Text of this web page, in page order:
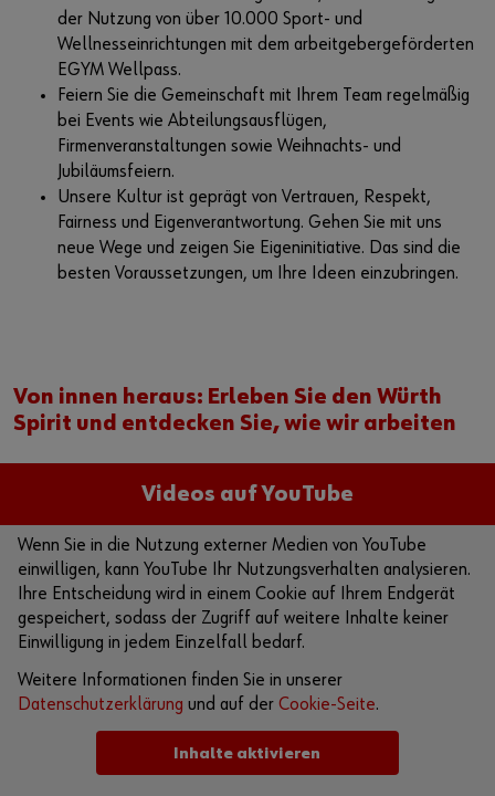
der Nutzung von über 10.000 Sport- und
Wellnesseinrichtungen mit dem arbeitgebergeförderten
EGYM Wellpass.
Feiern Sie die Gemeinschaft mit Ihrem Team regelmäßig
bei Events wie Abteilungsausflügen,
Firmenveranstaltungen sowie Weihnachts- und
Jubiläumsfeiern.
Unsere Kultur ist geprägt von Vertrauen, Respekt,
Fairness und Eigenverantwortung. Gehen Sie mit uns
neue Wege und zeigen Sie Eigeninitiative. Das sind die
besten Voraussetzungen, um Ihre Ideen einzubringen.
Von innen heraus: Erleben Sie den Würth
Spirit und entdecken Sie, wie wir arbeiten
Videos auf YouTube
Wenn Sie in die Nutzung externer Medien von YouTube
einwilligen, kann YouTube Ihr Nutzungsverhalten analysieren.
Ihre Entscheidung wird in einem Cookie auf Ihrem Endgerät
gespeichert, sodass der Zugriff auf weitere Inhalte keiner
Einwilligung in jedem Einzelfall bedarf.
Weitere Informationen finden Sie in unserer
Datenschutzerklärung und auf der Cookie-Seite.
Inhalte aktivieren